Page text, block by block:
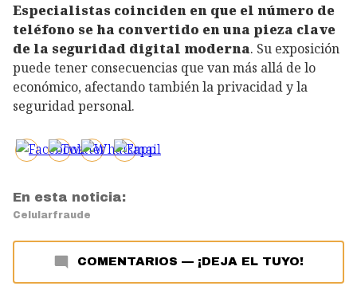
Especialistas coinciden en que el número de
teléfono se ha convertido en una pieza clave
de la seguridad digital moderna. Su exposición
puede tener consecuencias que van más allá de lo
económico, afectando también la privacidad y la
seguridad personal.
En esta noticia:
Celularfraude
COMENTARIOS — ¡DEJA EL TUYO!